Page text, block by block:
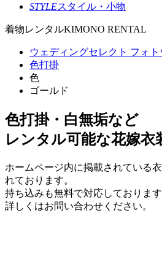
STYLEスタイル・小物
着物レンタルKIMONO RENTAL
ウェディングセレクト フォ
色打掛
色
ゴールド
色打掛・白無垢など
レンタル可能な花嫁衣
ホームページ内に掲載されている
れております。
持ち込みも無料で対応しております
詳しくはお問い合わせください。